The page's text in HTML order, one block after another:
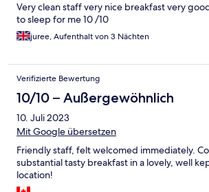
Very clean staff very nice breakfast very
to sleep for me 10 /10
juree, Aufenthalt von 3 Nächten
Verifizierte Bewertung
10/10 – Außergewöhnlich
10. Juli 2023
Mit Google übersetzen
Friendly staff, felt welcomed immediately.
substantial tasty breakfast in a lovely, well
location!